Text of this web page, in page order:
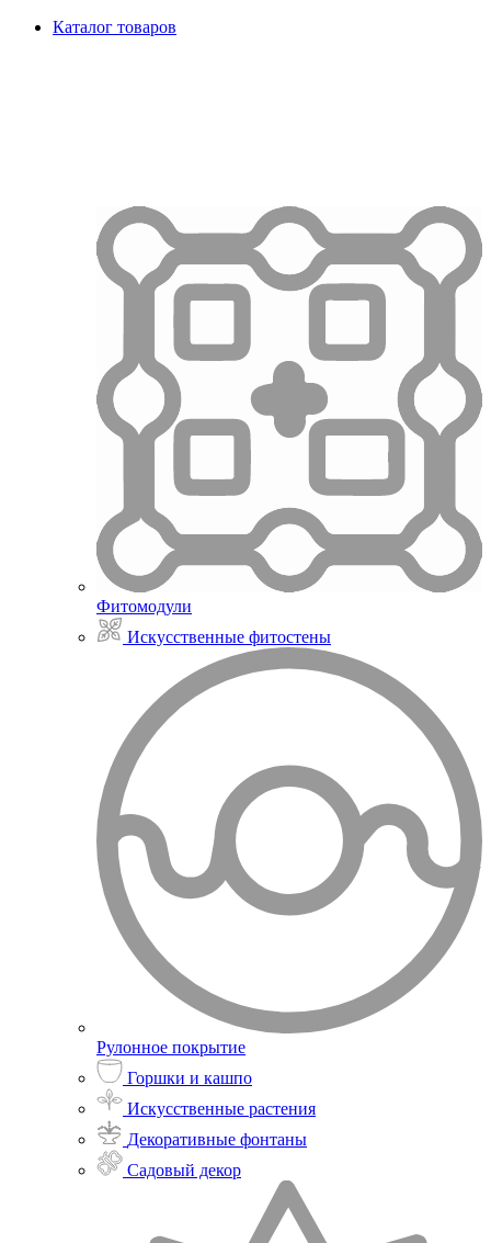
Каталог товаров
Фитомодули
Искусственные фитостены
Рулонное покрытие
Горшки и кашпо
Искусственные растения
Декоративные фонтаны
Садовый декор